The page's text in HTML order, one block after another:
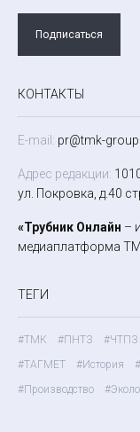
Подписаться
КОНТАКТЫ
E-mail: pr@tmk-
Адрес редакции:
ул. Покровка, д.40
«Трубник Онлайн –
медиаплатформа
ТЕГИ
#ТМК #ПНТЗ #ЧТПЗ
#ТАГМЕТ
#История
#Производство